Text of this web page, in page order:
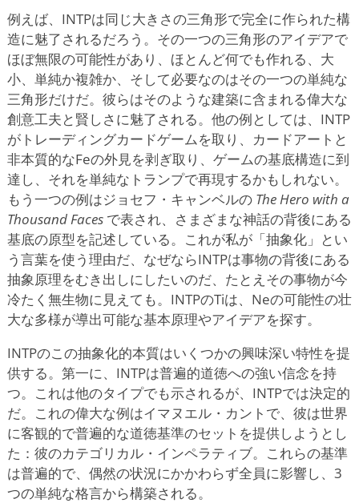
例えば、INTPは同じ大きさの三角形で完全に作られた構
造に魅了されるだろう。その一つの三角形のアイデアで
ほぼ無限の可能性があり、ほとんど何でも作れる、大
小、単純か複雑か、そして必要なのはその一つの単純な
三角形だけだ。彼らはそのような建築に含まれる偉大な
創意工夫と賢しさに魅了される。他の例としては、INTP
がトレーディングカードゲームを取り、カードアートと
非本質的なFeの外見を剥ぎ取り、ゲームの基底構造に到
達し、それを単純なトランプで再現するかもしれない。
もう一つの例はジョセフ・キャンベルの The Hero with a
Thousand Faces で表され、さまざまな神話の背後にある
基底の原型を記述している。これが私が「抽象化」とい
う言葉を使う理由だ、なぜならINTPは事物の背後にある
抽象原理をむき出しにしたいのだ、たとえその事物が今
冷たく無生物に見えても。INTPのTiは、Neの可能性の壮
大な多様が導出可能な基本原理やアイデアを探す。
INTPのこの抽象化的本質はいくつかの興味深い特性を提
供する。第一に、INTPは普遍的道徳への強い信念を持
つ。これは他のタイプでも示されるが、INTPでは決定的
だ。これの偉大な例はイマヌエル・カントで、彼は世界
に客観的で普遍的な道徳基準のセットを提供しようとし
た：彼のカテゴリカル・インペラティブ。これらの基準
は普遍的で、偶然の状況にかかわらず全員に影響し、3
つの単純な格言から構築される。